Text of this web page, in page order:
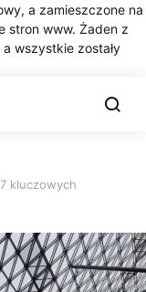
a zamieszczone na
stron www. Żaden z
wszystkie zostały
kluczowych